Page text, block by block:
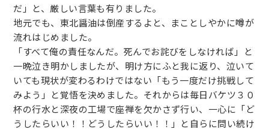
だ」と、厳しい言葉も有りました。
地元でも、東北醤油は倒産するよと、まことしやかに噂が
流れはじめました。
「すべて俺の責任なんだ。死んでお詫びをしなければ」と
一晩泣き明かしましたが、明け方にふと我に返り、泣いて
いても現状が変わるわけではない「もう一度だけ挑戦して
みよう」と覚悟を決めました。それからは毎日バケツ３０
杯の行水と深夜の工場で座禅を欠かさず行い、一心に「ど
うしたらいい！！どうしたらいい！！」と自らに問い続け